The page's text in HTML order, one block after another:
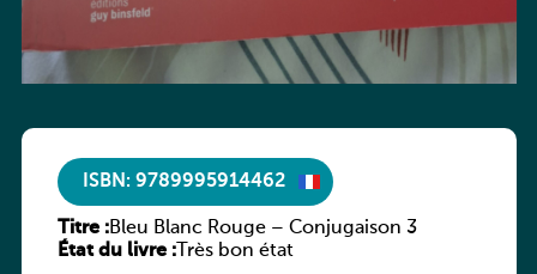
ISBN: 9789995914462
Titre :Bleu Blanc Rouge – Conjugaison 3
État du livre :Très bon état